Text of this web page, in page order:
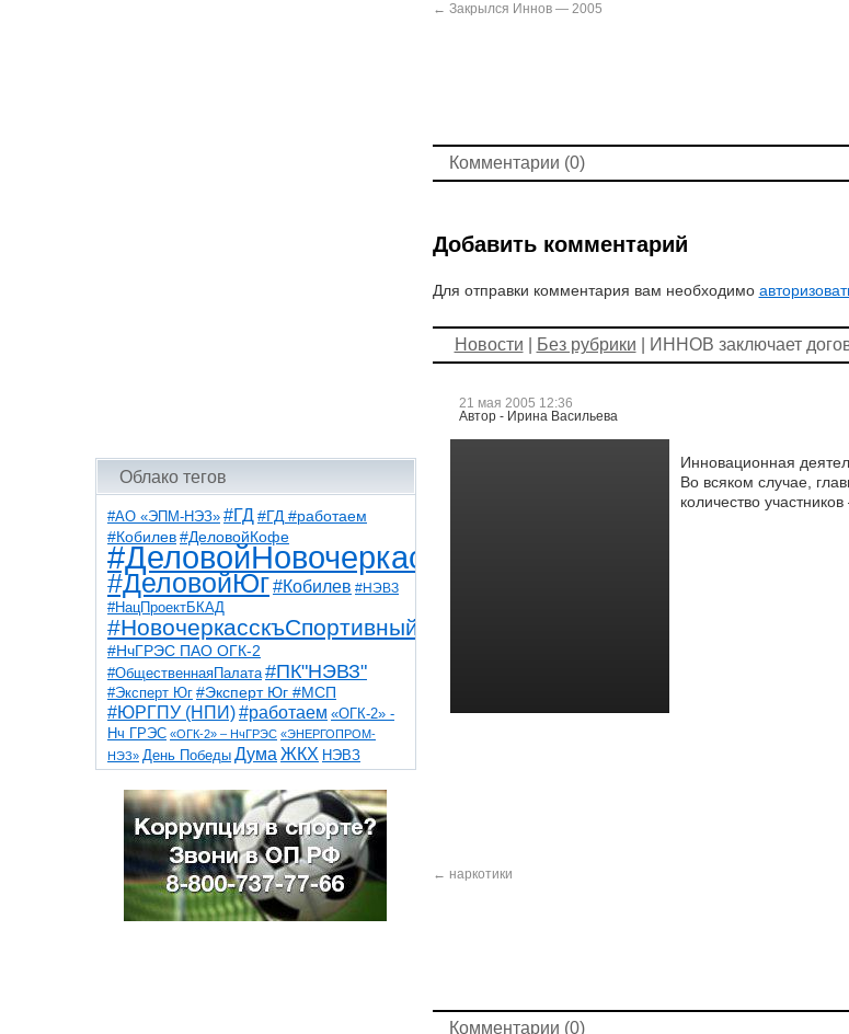
Облако тегов
#АО «ЭПМ-НЭЗ» #ГД #ГД #работаем
#Кобилев #ДеловойКофе
#ДеловойНовочеркасск
#ДеловойЮг#Кобилев #НЭВЗ
#НацПроектБКАД
#НовочеркасскъСпортивный
#НчГРЭС ПАО ОГК-2
#ОбщественнаяПалата #ПК"НЭВЗ"
#Эксперт Юг #Эксперт Юг #МСП
#ЮРГПУ (НПИ)#работаем «ОГК-2» -
Нч ГРЭС «ОГК-2» – НчГРЭС «ЭНЕРГОПРОМ-
НЭЗ» День Победы Дума ЖКХ НЭВЗ
НчГРЭС ТНТ
благоустройствоветераны выборы
детидороги казаки коррупция космос
общественная палата парк пожар роща
спорт театр транспорт художники
← Закрылся Иннов — 2005
Комментарии (0)
Добавить комментарий
Для отправки комментария вам необходимо
Новости Без рубрики | ИННОВ заключает
21 мая 2005 12:36
Автор - Ирина Васильева
Инновационная
Во всяком случае,
количество
← наркотики
Комментарии (0)